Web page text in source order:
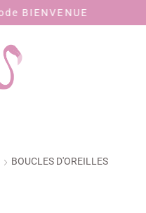
BOUCLES D'OREILLES